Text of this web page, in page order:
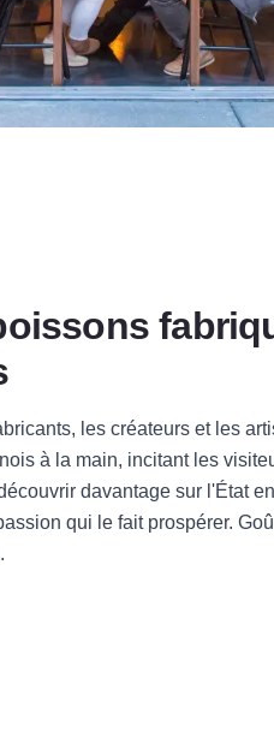
les créateurs et les
à la main, incitant les
davantage sur l'État
qui le fait prospérer.